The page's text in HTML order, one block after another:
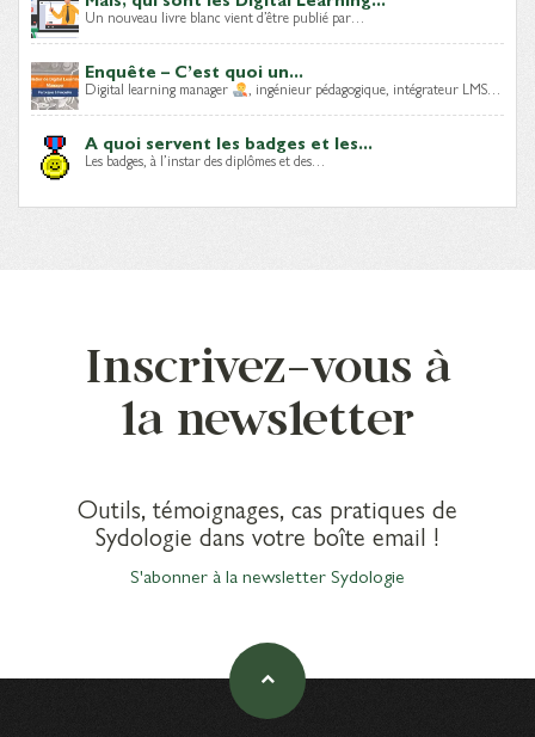
Un nouveau livre blanc vient d’être publié par…
Enquête – C’est quoi un...
Digital learning manager , ingénieur pédagogique, intégrateur LMS…
A quoi servent les badges et les...
Les badges, à l’instar des diplômes et des…
Inscrivez-vous à
la newsletter
Outils, témoignages, cas pratiques de
Sydologie dans votre boîte email !
S'abonner à la newsletter Sydologie